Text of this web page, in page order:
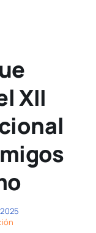
XII